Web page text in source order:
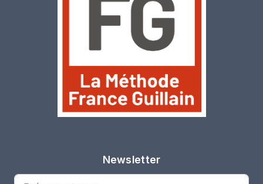
Newsletter